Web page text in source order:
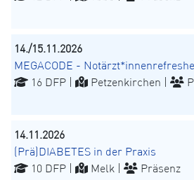
14./15.11.2026
MEGACODE -
16 DFP |
Petzenkirchen |
14.11.2026
(Prä)DIABETES in der Praxis
10 DFP |
Melk | Präsenz